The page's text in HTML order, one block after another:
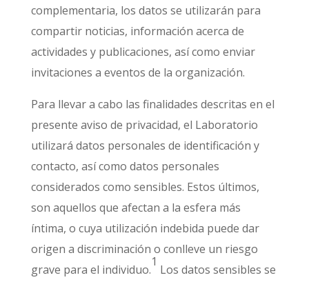
complementaria, los datos se utilizarán para
compartir noticias, información acerca de
actividades y publicaciones, así como enviar
invitaciones a eventos de la organización.
Para llevar a cabo las finalidades descritas en el
presente aviso de privacidad, el Laboratorio
utilizará datos personales de identificación y
contacto, así como datos personales
considerados como sensibles. Estos últimos,
son aquellos que afectan a la esfera más
íntima, o cuya utilización indebida puede dar
origen a discriminación o conlleve un riesgo
grave para el individuo.
1
Los datos sensibles se